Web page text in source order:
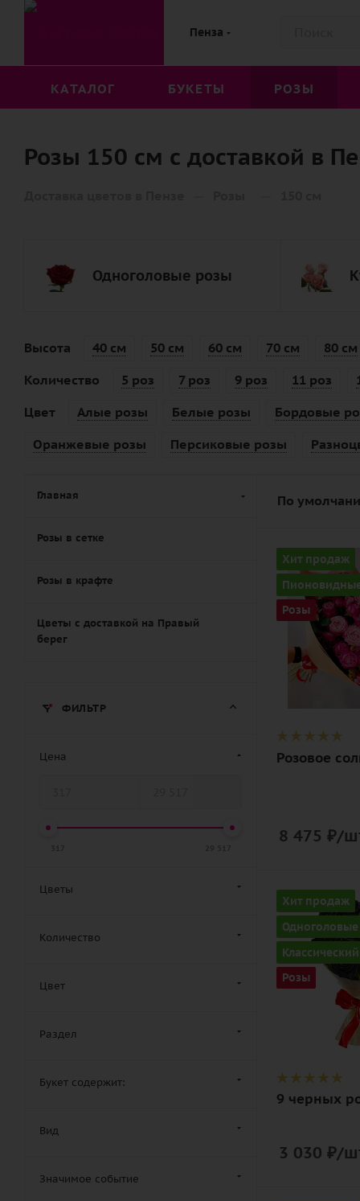
Пенза
КАТАЛОГ БУКЕТЫ РОЗЫ
Розы 150 см с доставкой в
Одноголовые розы
Высота 40 см 50 см 60 см 70 см 80 см
Количество
5 роз 7 роз 9 роз 11 роз
Цвет
Алые розы Белые розы Бордовые
Оранжевые розы
Персиковые розы
По
Хит продаж
Розы
Количество
15
Цвет
розовый
Описание
роза
упаковка
Розовое
8 475 ₽/
Хит продаж
Одноголовые
Классический
Розы
Количество
9
Цвет
черный
Описание
роза, лента,
9 черных
3 030 ₽/
Главная
Розы в сетке
Розы в крафте
Цветы с доставкой на Правый
берег
ФИЛЬТР
Цена
Цветы
Количество
Цвет
Раздел
Букет содержит:
Вид
Значимое событие